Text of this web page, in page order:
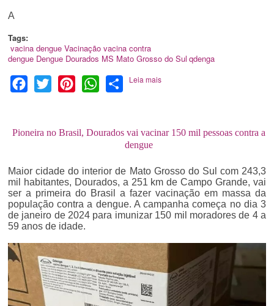
A
Tags:
vacina dengue Vacinação vacina contra
dengue Dengue Dourados MS Mato Grosso do Sul qdenga
Facebook
Twitter PinterestWhatsApp
Share
Leia mais
Pioneira no Brasil, Dourados vai vacinar 150 mil pessoas contra a
dengue
Maior cidade do interior de Mato Grosso do Sul com 243,3
mil habitantes, Dourados, a 251 km de Campo Grande, vai
ser a primeira do Brasil a fazer vacinação em massa da
população contra a dengue. A campanha começa no dia 3
de janeiro de 2024 para imunizar 150 mil moradores de 4 a
59 anos de idade.